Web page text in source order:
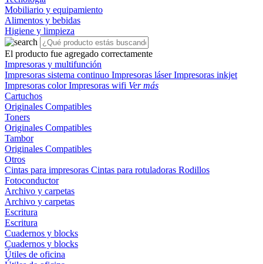
Mobiliario y equipamiento
Alimentos y bebidas
Higiene y limpieza
El producto fue agregado correctamente
Impresoras y multifunción
Impresoras sistema continuo Impresoras láserImpresoras inkjet
Impresoras colorImpresoras wifi Ver más
Cartuchos
Originales Compatibles
Toners
Originales Compatibles
Tambor
Originales Compatibles
Otros
Cintas para impresoras Cintas para rotuladoras Rodillos
Fotoconductor
Archivo y carpetas
Archivo y carpetas
Escritura
Escritura
Cuadernos y blocks
Cuadernos y blocks
Útiles de oficina